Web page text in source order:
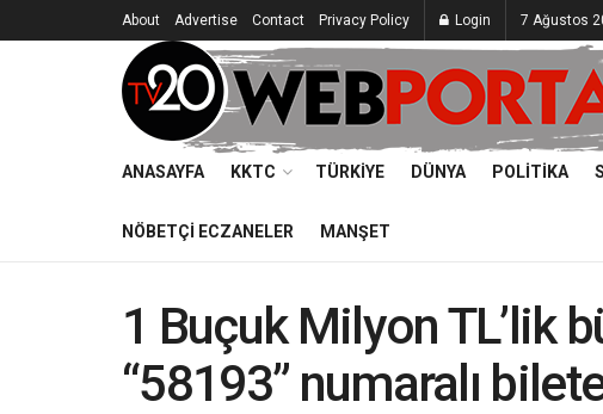
About Advertise Contact Privacy Policy Login 7 Ağustos
ANASAYFA KKTC TÜRKIYE DÜNYA POLITIKA
NÖBETÇI ECZANELER MANŞET
1 Buçuk Milyon TL’lik
“58193” numaralı